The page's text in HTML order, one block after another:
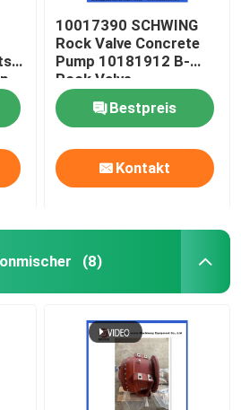
10017390 SCHWING
Rock Valve Concrete
Pump 10181912 B-
Rock Valve
220/180/10059467
210/180Bestpreis
Kontakt
(8)